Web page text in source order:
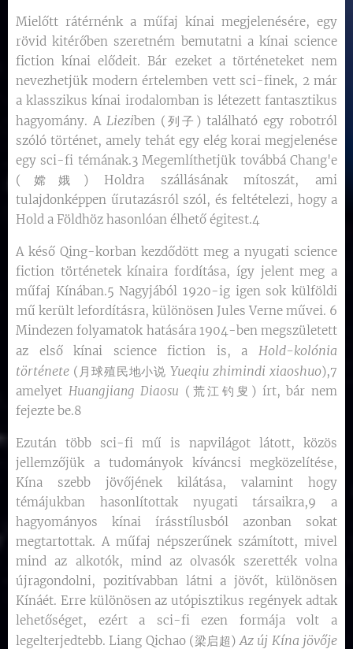
Mielőtt rátérnénk a műfaj kínai megjelenésére, egy
rövid kitérőben szeretném bemutatni a kínai science
fiction kínai elődeit. Bár ezeket a történeteket nem
nevezhetjük modern értelemben vett sci-finek, 2 már
a klasszikus kínai irodalomban is létezett fantasztikus
hagyomány. A Lieziben (列子) található egy robotról
szóló történet, amely tehát egy elég korai megjelenése
egy sci-fi témának.3 Megemlíthetjük továbbá Chang'e
(嫦娥) Holdra szállásának mítoszát, ami
tulajdonképpen űrutazásról szól, és feltételezi, hogy a
Hold a Földhöz hasonlóan élhető égitest.4
A késő Qing-korban kezdődött meg a nyugati science
fiction történetek kínaira fordítása, így jelent meg a
műfaj Kínában.5 Nagyjából 1920-ig igen sok külföldi
mű került lefordításra, különösen Jules Verne művei. 6
Mindezen folyamatok hatására 1904-ben megszületett
az első kínai science fiction is, a Hold-kolónia
története (月球殖民地小说Yueqiu zhimindi xiaoshuo),7
amelyet Huangjiang Diaosu (荒江钓叟) írt, bár nem
fejezte be.8
Ezután több sci-fi mű is napvilágot látott, közös
jellemzőjük a tudományok kíváncsi megközelítése,
Kína szebb jövőjének kilátása, valamint hogy
témájukban hasonlítottak nyugati társaikra,9 a
hagyományos kínai írásstílusból azonban sokat
megtartottak. A műfaj népszerűnek számított, mivel
mind az alkotók, mind az olvasók szerették volna
újragondolni, pozitívabban látni a jövőt, különösen
Kínáét. Erre különösen az utópisztikus regények adtak
lehetőséget, ezért a sci-fi ezen formája volt a
legelterjedtebb. Liang Qichao (梁启超)Az új Kína jövője